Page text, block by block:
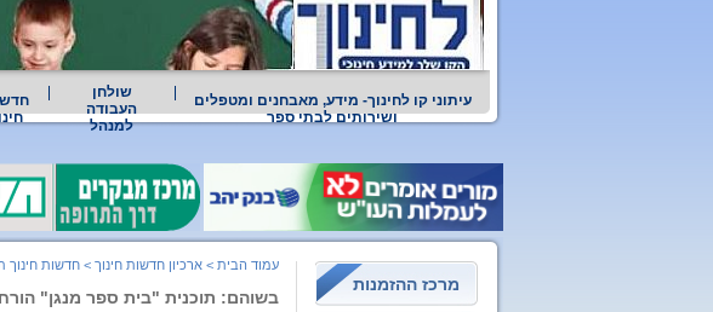
עיתוני קו לחינוך- מידע, מאבחנים ומטפלים
ושירותים לבתי ספר
שולחן
העבודה
למנהל
מרכז ההזמנות
עמוד הבית > ארכיון חדשות חינוך > חדשות חינוך
בשוהם: תוכנית "בית ספר מנגן"